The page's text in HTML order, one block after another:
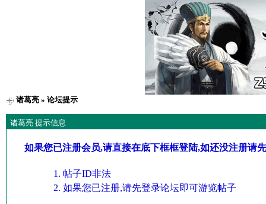
诸葛亮» 论坛提示
诸葛亮 提示信息
如果您已注册会员,请直接在底下框框登陆,如还没注册请
帖子ID非法
如果您已注册,请先登录论坛即可游览帖子